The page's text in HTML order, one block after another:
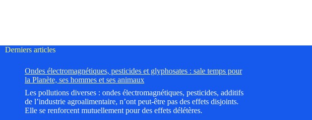
Derniers articles
Ondes électromagnétiques, pesticides et glyphosates : sale temps pour
la Planète, ses hommes et ses animaux
Les pollutions diverses : ondes électromagnétiques, pesticides, additifs
de l’industrie agroalimentaire, n’ont peut-être pas des effets disjoints.
Elle se renforcent mutuellement pour des effets délétères.